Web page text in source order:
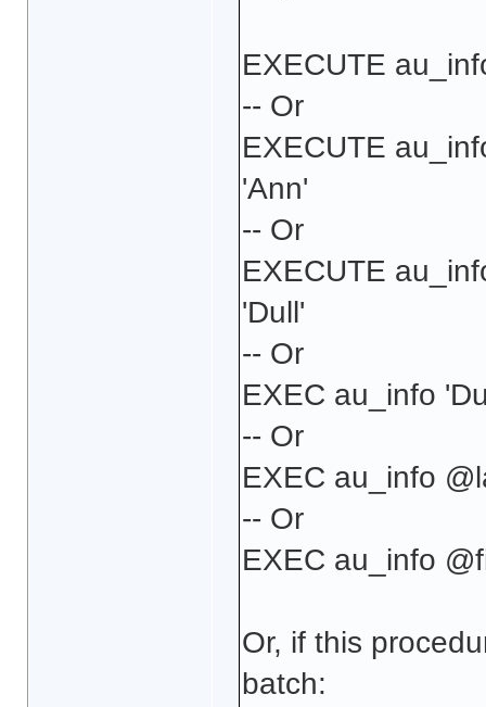
EXECUTE
-- Or
EXECUTE
'Ann'
-- Or
EXECUTE
'Dull'
-- Or
EXEC au_info
-- Or
EXEC au_info
-- Or
EXEC au_info
Or, if this
batch: